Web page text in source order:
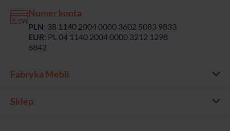
Numer konta
PLN: 38 1140 2004 0000 3602 5083 9833
EUR: PL 04 1140 2004 0000 3212 1298
6842
Fabryka Mebli
Sklep